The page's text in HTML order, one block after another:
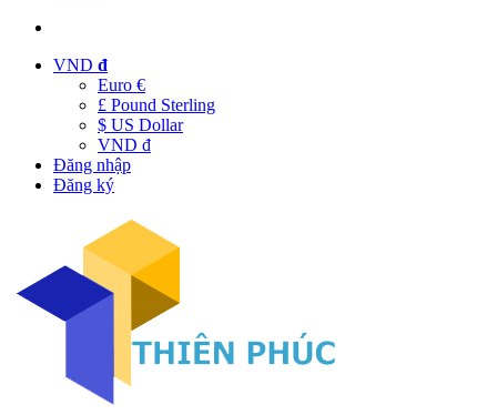
VND đ
Euro €
£ Pound Sterling
$ US Dollar
VND đ
Đăng nhập
Đăng ký